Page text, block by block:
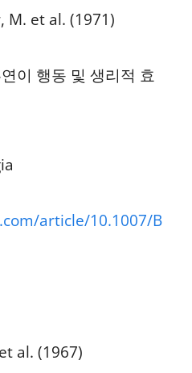
M. et al. (1971)
이 행동 및 생리적 효
article/10.1007/B
al. (1967)